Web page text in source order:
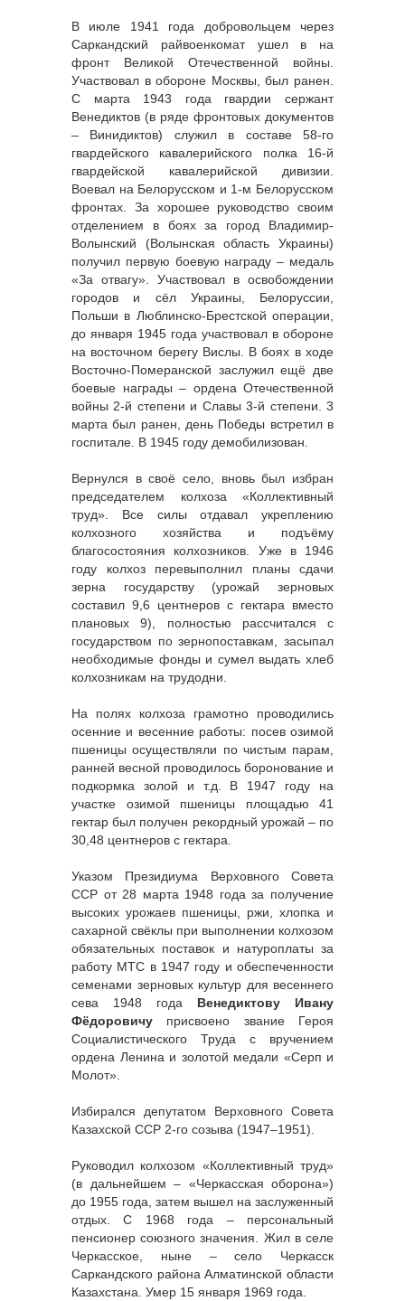
В июле 1941 года добровольцем через
Саркандский райвоенкомат ушел в на
фронт Великой Отечественной войны.
Участвовал в обороне Москвы, был ранен.
С марта 1943 года гвардии сержант
Венедиктов (в ряде фронтовых документов
– Винидиктов) служил в составе 58-го
гвардейского кавалерийского полка 16-й
гвардейской кавалерийской дивизии.
Воевал на Белорусском и 1-м Белорусском
фронтах. За хорошее руководство своим
отделением в боях за город Владимир-
Волынский (Волынская область Украины)
получил первую боевую награду – медаль
«За отвагу». Участвовал в освобождении
городов и сёл Украины, Белоруссии,
Польши в Люблинско-Брестской операции,
до января 1945 года участвовал в обороне
на восточном берегу Вислы. В боях в ходе
Восточно-Померанской заслужил ещё две
боевые награды – ордена Отечественной
войны 2-й степени и Славы 3-й степени. 3
марта был ранен, день Победы встретил в
госпитале. В 1945 году демобилизован.
Вернулся в своё село, вновь был избран
председателем колхоза «Коллективный
труд». Все силы отдавал укреплению
колхозного хозяйства и подъёму
благосостояния колхозников. Уже в 1946
году колхоз перевыполнил планы сдачи
зерна государству (урожай зерновых
составил 9,6 центнеров с гектара вместо
плановых 9), полностью рассчитался с
государством по зернопоставкам, засыпал
необходимые фонды и сумел выдать хлеб
колхозникам на трудодни.
На полях колхоза грамотно проводились
осенние и весенние работы: посев озимой
пшеницы осуществляли по чистым парам,
ранней весной проводилось боронование и
подкормка золой и т.д. В 1947 году на
участке озимой пшеницы площадью 41
гектар был получен рекордный урожай – по
30,48 центнеров с гектара.
Указом Президиума Верховного Совета
ССР от 28 марта 1948 года за получение
высоких урожаев пшеницы, ржи, хлопка и
сахарной свёклы при выполнении колхозом
обязательных поставок и натуроплаты за
работу МТС в 1947 году и обеспеченности
семенами зерновых культур для весеннего
сева 1948 года Венедиктову Ивану
Фёдоровичу присвоено звание Героя
Социалистического Труда с вручением
ордена Ленина и золотой медали «Серп и
Молот».
Избирался депутатом Верховного Совета
Казахской ССР 2-го созыва (1947–1951).
Руководил колхозом «Коллективный труд»
(в дальнейшем – «Черкасская оборона»)
до 1955 года, затем вышел на заслуженный
отдых. С 1968 года – персональный
пенсионер союзного значения. Жил в селе
Черкасское, ныне – село Черкасск
Саркандского района Алматинской области
Казахстана. Умер 15 января 1969 года.